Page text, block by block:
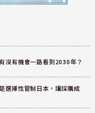
沒有機會一路看到2030年？
選擇性管制日本，讓採購成